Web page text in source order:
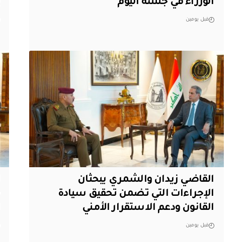
الوزراء في جلسة اليوم
قبل يومين
القاضي زيدان والشمري يبحثان
الإجراءات التي تضمن تحقيق سيادة
القانون ودعم الاستقرار الأمني
قبل يومين